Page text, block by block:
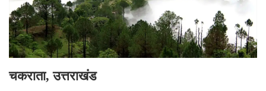
चकराता, उत्तराखंड